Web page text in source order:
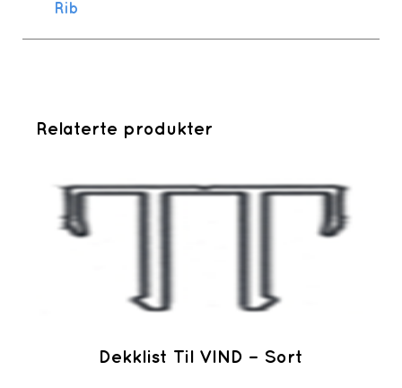
Rib
Relaterte produkter
Dekklist Til VIND – Sort